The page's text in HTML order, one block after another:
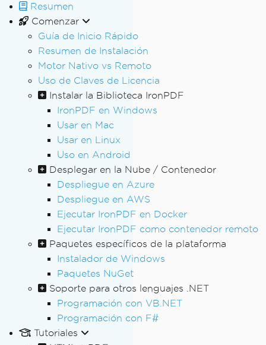
Resumen
Comenzar
Guía de Inicio Rápido
Resumen de Instalación
Motor Nativo vs Remoto
Uso de Claves de Licencia
Instalar la Biblioteca IronPDF
IronPDF en Windows
Usar en Mac
Usar en Linux
Uso en Android
Desplegar en la Nube / Contenedor
Despliegue en Azure
Despliegue en AWS
Ejecutar IronPDF en Docker
Ejecutar IronPDF como contenedor remoto
Paquetes específicos de la plataforma
Instalador de Windows
Paquetes NuGet
Soporte para otros lenguajes .NET
Programación con VB.NET
Programación con F#
Tutoriales